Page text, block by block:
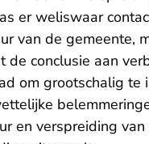
er weliswaar
van de gemeente,
de conclusie aan
om grootschalig te
en verspreiding